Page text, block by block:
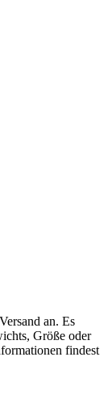
an. Es
Größe oder
findest